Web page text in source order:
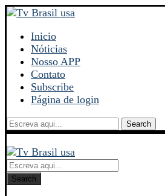
Inicio
Nóticias
Nosso APP
Contato
Subscribe
Página de login
Search
Search